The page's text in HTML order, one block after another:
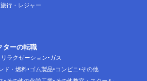
旅行・レジャー
ターの転職
ラクゼーション ガス
ド・燃料 ゴム製品 コンビニ その他